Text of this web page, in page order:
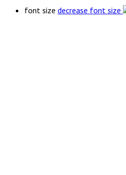
font size decrease font size